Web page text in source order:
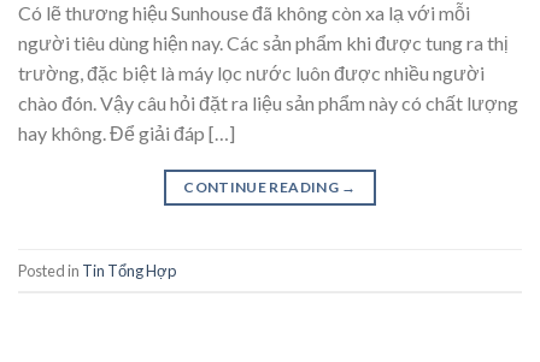
Có lẽ thương hiệu Sunhouse đã không còn xa lạ với mỗi
người tiêu dùng hiện nay. Các sản phẩm khi được tung ra thị
trường, đặc biệt là máy lọc nước luôn được nhiều người
chào đón. Vậy câu hỏi đặt ra liệu sản phẩm này có chất lượng
hay không. Để giải đáp […]
CONTINUE READING →
Posted in Tin Tổng Hợp